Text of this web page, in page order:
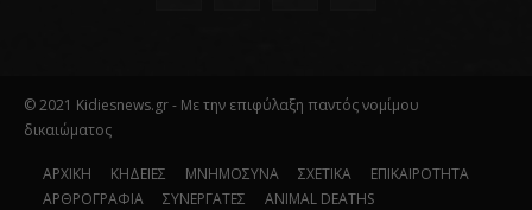
© 2021 Kidiesnews.gr - Με την επιφύλαξη παντός νομίμου
δικαιώματος
ΑΡΧΙΚΗ ΚΗΔΕΙΕΣ ΜΝΗΜΟΣΥΝΑ ΣΧΕΤΙΚΑ
ΕΠΙΚΑΙΡΟΤΗΤΑ
ΑΡΘΡΟΓΡΑΦΙΑ
ΣΥΝΕΡΓΑΤΕΣ ANIMAL DEATHS